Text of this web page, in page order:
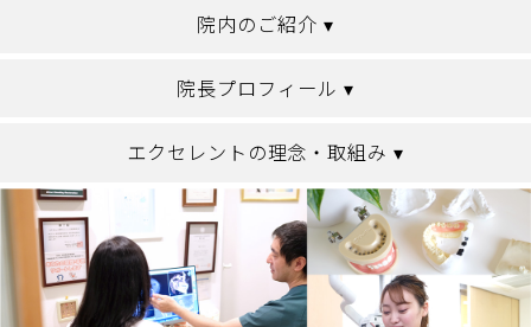
院内のご紹介 ▾
院長プロフィール ▾
エクセレントの理念・取組み ▾